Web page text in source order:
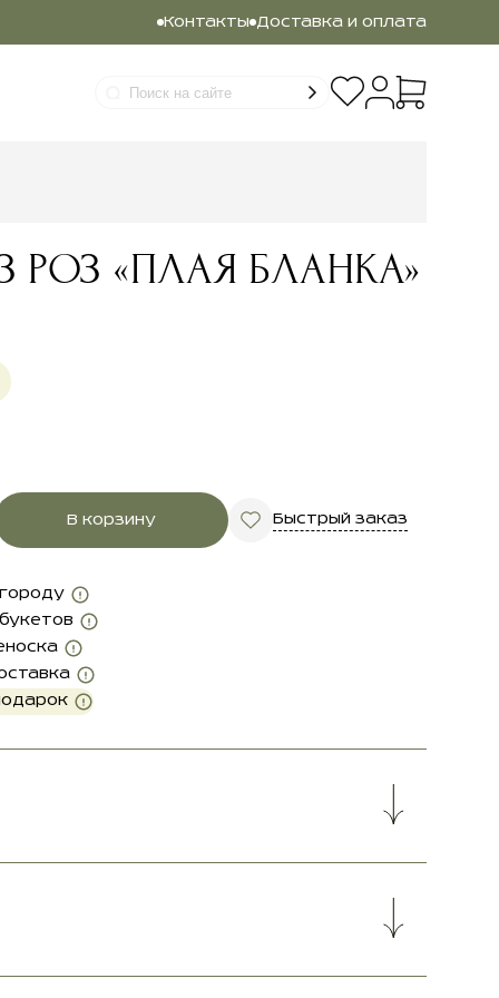
Контакты Доставка и оплата
РОЗ «ПЛАЯ БЛАНКА»
В корзину Быстрый заказ